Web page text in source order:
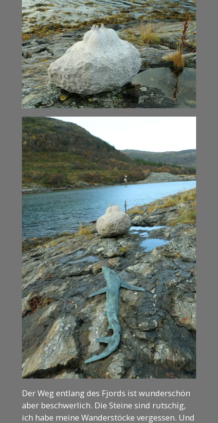
Der Weg entlang des Fjords ist wunderschön
aber beschwerlich. Die Steine sind rutschig,
ich habe meine Wanderstöcke vergessen. Und